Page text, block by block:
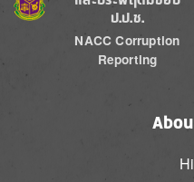
ป.ป.ช.
NACC Corruption
Reporting